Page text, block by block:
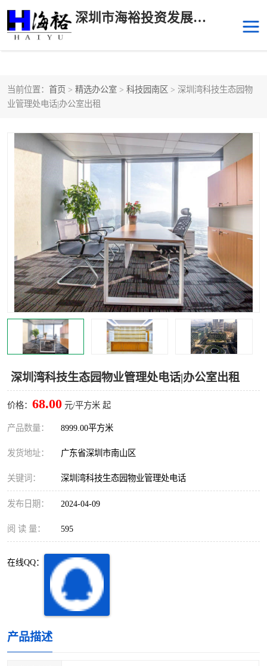
深圳市海裕投资发展有限公司
当前位置： 首页 > 精选办公室 > 科技园南区 > 深圳湾科技生态园物
业管理处电话|办公室出租
深圳湾科技生态园物业管理处电话|办公室出租
价格： 68.00 元/平方米 起
产品数量： 8999.00平方米
发货地址： 广东省深圳市南山区
关键词： 深圳湾科技生态园物业管理处电话
发布日期： 2024-04-09
阅 读 量： 595
在线QQ：
产品描述
后海
科技园中区 南山华侨城
深圳湾科技生态园
福田中心区写字楼租赁
深圳宝安 福田车公庙
罗湖水贝 南山南油
龙华 罗湖区
宝安区 西乡
兴东 石岩
车公庙
中心区
南山区 西丽
深圳超级总部基地 后海
龙岗区